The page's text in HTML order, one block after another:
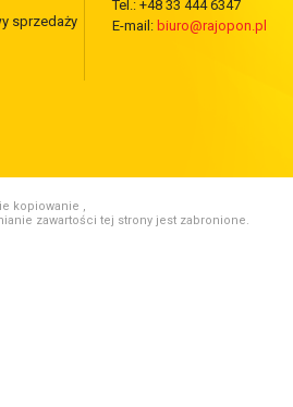
sprzedaży
Tel.: +48 33 444 6347
E-mail: biuro@rajopon.pl
kopiowanie ,
zawartości tej strony jest zabronione.